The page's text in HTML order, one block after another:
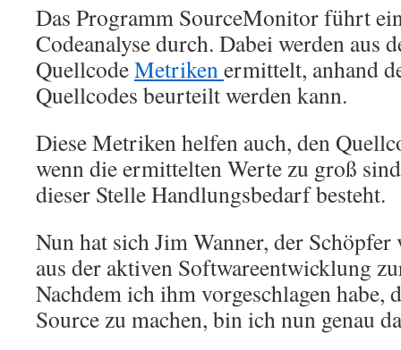
Das Programm SourceMonitor führt
Codeanalyse durch. Dabei werden aus
QuellcodeMetrikenermittelt, anhand
Quellcodes beurteilt werden kann.
Diese Metriken helfen auch, den
wenn die ermittelten Werte zu groß
dieser Stelle Handlungsbedarf besteht.
Nun hat sich Jim Wanner, der
aus der aktiven Softwareentwicklung
Nachdem ich ihm vorgeschlagen habe,
Source zu machen, bin ich nun genau